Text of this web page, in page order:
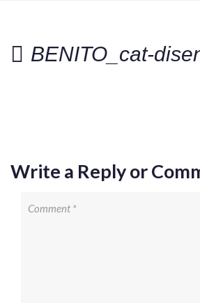
BENITO_cat-
Write a Reply or